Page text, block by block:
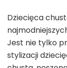
Dziecięca
Jest nie tylko
stylizacji